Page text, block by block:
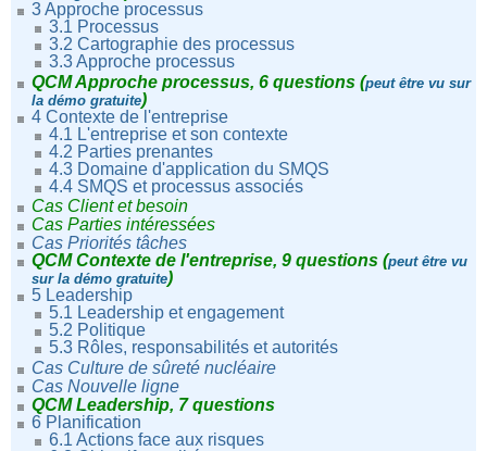
3 Approche processus
3.1 Processus
3.2 Cartographie des processus
3.3 Approche processus
QCM Approche processus, 6 questions(peut être vu sur
la démo gratuite)
4 Contexte de l'entreprise
4.1 L'entreprise et son contexte
4.2 Parties prenantes
4.3 Domaine d'application du SMQS
4.4 SMQS et processus associés
Cas Client et besoin
Cas Parties intéressées
Cas Priorités tâches
QCM Contexte de l'entreprise, 9 questions(peut être vu
sur la démo gratuite)
5 Leadership
5.1 Leadership et engagement
5.2 Politique
5.3 Rôles, responsabilités et autorités
Cas Culture de sûreté nucléaire
Cas Nouvelle ligne
QCM Leadership, 7 questions
6 Planification
6.1 Actions face aux risques